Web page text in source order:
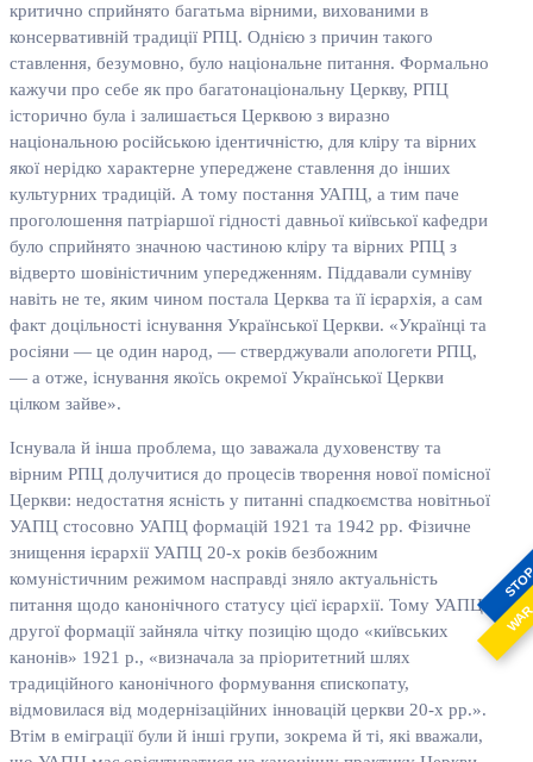
критично сприйнято багатьма вірними, вихованими в
консервативній традиції РПЦ. Однією з причин такого
ставлення, безумовно, було національне питання. Формально
кажучи про себе як про багатонаціональну Церкву, РПЦ
історично була і залишається Церквою з виразно
національною російською ідентичністю, для кліру та вірних
якої нерідко характерне упереджене ставлення до інших
культурних традицій. А тому постання УАПЦ, а тим паче
проголошення патріаршої гідності давньої київської кафедри
було сприйнято значною частиною кліру та вірних РПЦ з
відверто шовіністичним упередженням. Піддавали сумніву
навіть не те, яким чином постала Церква та її ієрархія, а сам
факт доцільності існування Української Церкви. «Українці та
росіяни — це один народ, — стверджували апологети РПЦ,
— а отже, існування якоїсь окремої Української Церкви
цілком зайве».
Існувала й інша проблема, що заважала духовенству та
вірним РПЦ долучитися до процесів творення нової помісної
Церкви: недостатня ясність у питанні спадкоємства новітньої
УАПЦ стосовно УАПЦ формацій 1921 та 1942 рр. Фізичне
знищення ієрархії УАПЦ 20-х років безбожним
комуністичним режимом насправді зняло актуальність
питання щодо канонічного статусу цієї ієрархії. Тому УАПЦ
другої формації зайняла чітку позицію щодо «київських
канонів» 1921 р., «визначала за пріоритетний шлях
традиційного канонічного формування єпископату,
відмовилася від модернізаційних інновацій церкви 20-х рр.».
Втім в еміграції були й інші групи, зокрема й ті, які вважали,